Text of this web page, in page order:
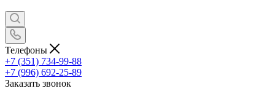
Телефоны
+7 (351) 734-99-88
+7 (996) 692-25-89
Заказать звонок